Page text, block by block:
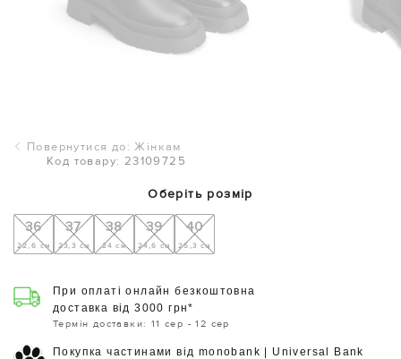
Повернутися до: Жінкам
Код товару: 23109725
Оберіть розмір
36
22,6 см
37
23,3 см
38
24 см
39
24,6 см
40
25,3 см
При оплаті онлайн безкоштовна
доставка від 3000 грн*
Термін доставки: 11 сер - 12 сер
Покупка частинами від monobank | Universal Bank